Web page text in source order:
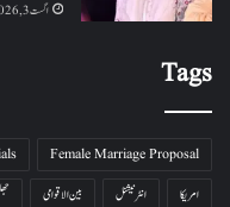
اگست 3, 2026
Tags
Female Marriage Proposal
امریکا
انٹرنیشنل بین الاقوامی